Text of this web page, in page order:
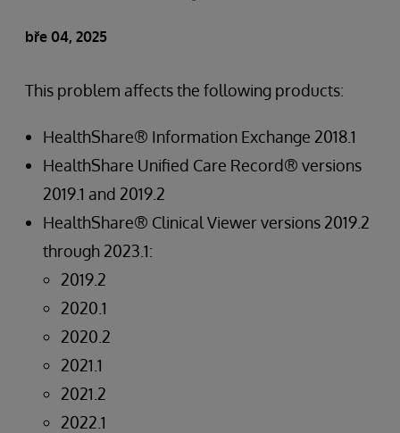
bře 04, 2025
This problem affects the following products:
HealthShare® Information Exchange 2018.1
HealthShare Unified Care Record® versions
2019.1 and 2019.2
HealthShare® Clinical Viewer versions 2019.2
through 2023.1:
2019.2
2020.1
2020.2
2021.1
2021.2
2022.1